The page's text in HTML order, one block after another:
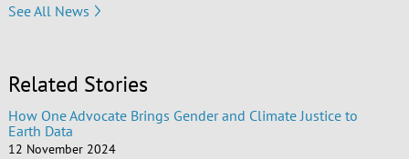
See All News
Related Stories
How One Advocate Brings Gender and Climate Justice to
Earth Data
12 November 2024